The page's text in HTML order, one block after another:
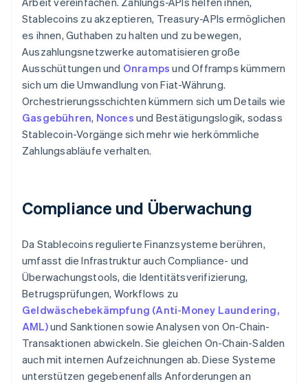
Stablecoins zu akzeptieren, Treasury-APIs ermöglichen
es ihnen, Guthaben zu halten und zu bewegen,
Auszahlungsnetzwerke automatisieren große
Ausschüttungen und Onramps und Offramps kümmern
sich um die Umwandlung von Fiat-Währung.
Orchestrierungsschichten kümmern sich um Details wie
Gasgebühren, Nonces und Bestätigungslogik, sodass
Stablecoin-Vorgänge sich mehr wie herkömmliche
Zahlungsabläufe verhalten.
Compliance und Überwachung
Da Stablecoins regulierte Finanzsysteme berühren,
umfasst die Infrastruktur auch Compliance- und
Überwachungstools, die Identitätsverifizierung,
Betrugsprüfungen, Workflows zu
Geldwäschebekämpfung (Anti-Money Laundering,
AML)und Sanktionen sowie Analysen von On-Chain-
Transaktionen abwickeln. Sie gleichen On-Chain-Salden
auch mit internen Aufzeichnungen ab. Diese Systeme
unterstützen gegebenenfalls Anforderungen an